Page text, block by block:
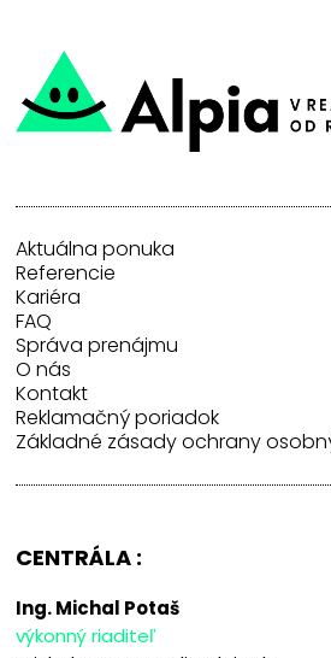
Aktuálna ponuka
Referencie
Kariéra
FAQ
Správa prenájmu
O nás
Kontakt
Reklamačný poriadok
Základné zásady ochrany
CENTRÁLA :
Ing. Michal Potaš
výkonný riaditeľ